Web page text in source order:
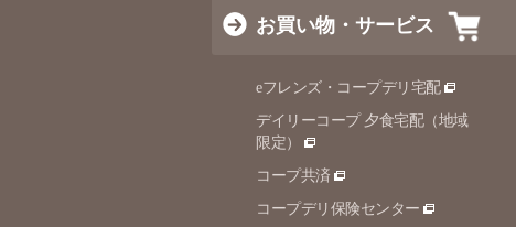
お買い物・サービス
eフレンズ・コープデリ宅配
デイリーコープ 夕食宅配（地域
限定）
コープ共済
コープデリ保険センター